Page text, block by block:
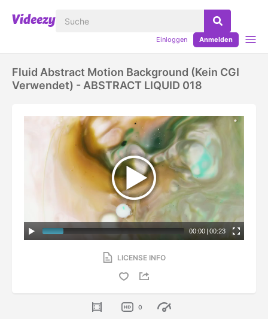
Einloggen Anmelden
Fluid Abstract Motion Background (kein CGI
Verwendet) - ABSTRACT LIQUID 018
00:00 | 00:23
LICENSE INFO
0